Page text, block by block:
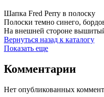
Шапка Fred Perry в полоску
Полоски темно синего,
На внешней стороне
Вернуться назад к каталогу
Показать еще
Комментарии
Нет опубликованных